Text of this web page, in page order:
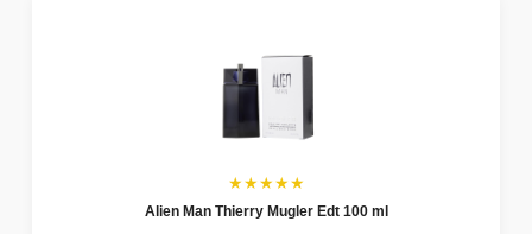
★★★★★
Alien Man Thierry Mugler Edt 100 ml